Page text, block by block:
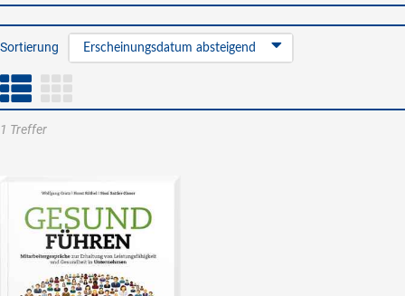
Sortierung Erscheinungsdatum absteigend
1 Treffer